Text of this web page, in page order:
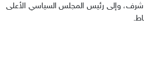
شرف، وإلى رئيس المجلس السياسي الأعلى